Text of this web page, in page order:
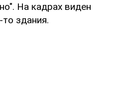
На кадрах виден
здания.